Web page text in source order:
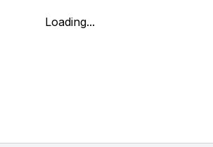
Loading...